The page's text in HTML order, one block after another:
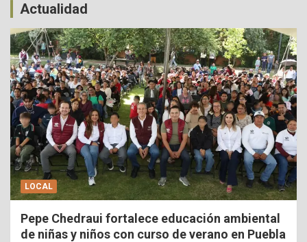
Actualidad
LOCAL
Pepe Chedraui fortalece educación ambiental
de niñas y niños con curso de verano en Puebla